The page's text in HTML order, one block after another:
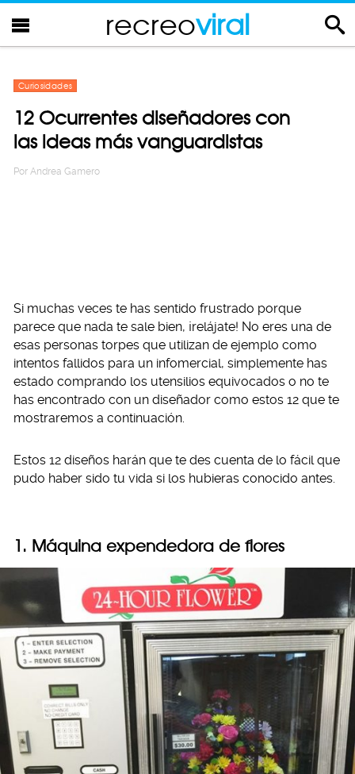
recreoviral
Curiosidades
12 Ocurrentes diseñadores con
las ideas más vanguardistas
Por Andrea Gamero
Si muchas veces te has sentido frustrado porque
parece que nada te sale bien, ¡relájate! No eres una de
esas personas torpes que utilizan de ejemplo como
intentos fallidos para un infomercial, simplemente has
estado comprando los utensilios equivocados o no te
has encontrado con un diseñador como estos 12 que te
mostraremos a continuación.
Estos 12 diseños harán que te des cuenta de lo fácil que
pudo haber sido tu vida si los hubieras conocido antes.
1. Máquina expendedora de flores